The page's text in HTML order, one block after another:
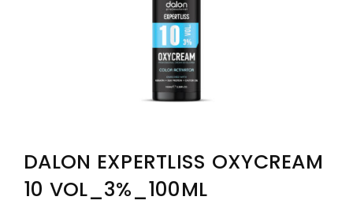
DALON EXPERTLISS OXYCREAM
10 VOL_3%_100ML